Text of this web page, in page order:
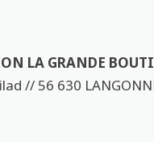
LA GRANDE
// 56 630